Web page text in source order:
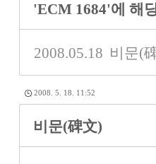
'ECM 1684'에 해
2008.05.18 비문(
2008. 5. 18. 11:52
비문(碑文)